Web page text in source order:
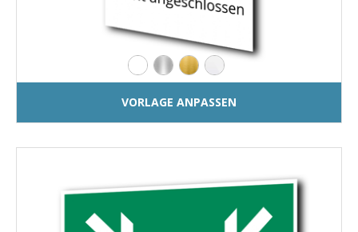
VORLAGE ANPASSEN